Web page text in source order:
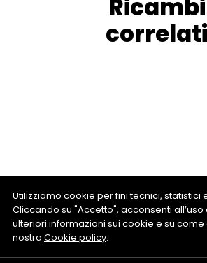
Ricambi
correlati
Utilizziamo cookie per fini tecnici, statistici
Cliccando su "Accetto", acconsenti
ulteriori informazioni sui cookie e su come
nostra Cookie policy.